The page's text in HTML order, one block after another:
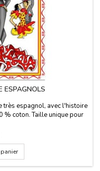
ESPAGNOLS
très espagnol, avec l'histoire
% coton. Taille unique pour